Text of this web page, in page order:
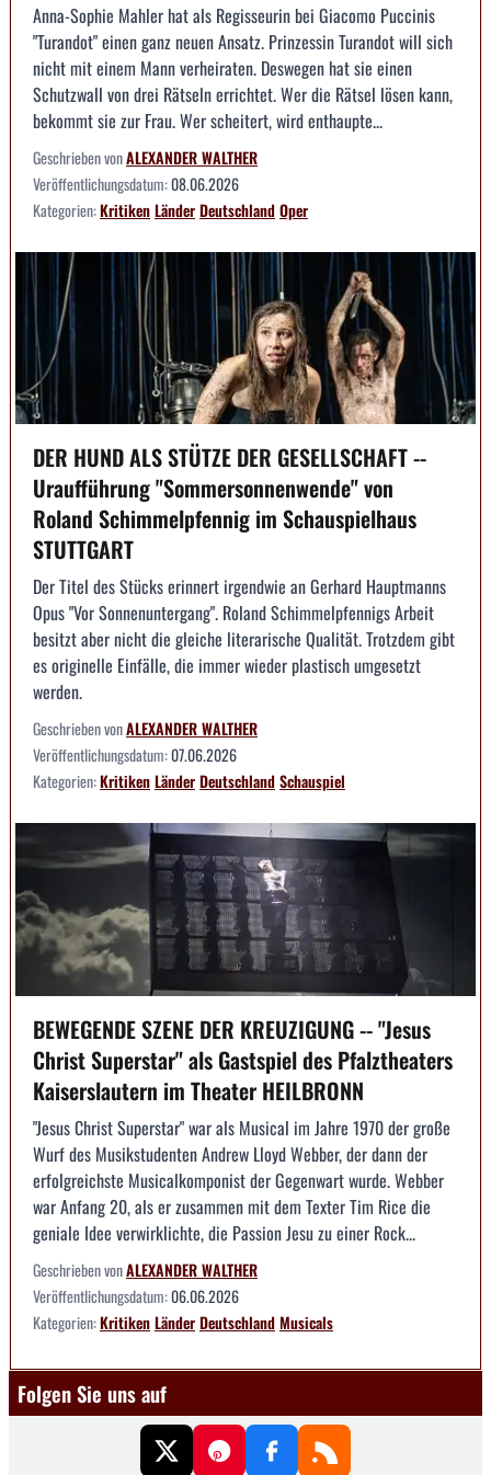
Anna-Sophie Mahler hat als Regisseurin bei Giacomo Puccinis
"Turandot" einen ganz neuen Ansatz. Prinzessin Turandot will sich
nicht mit einem Mann verheiraten. Deswegen hat sie einen
Schutzwall von drei Rätseln errichtet. Wer die Rätsel lösen kann,
bekommt sie zur Frau. Wer scheitert, wird enthaupte...
Geschrieben vonALEXANDER WALTHER
Veröffentlichungsdatum:08.06.2026
Kategorien:KritikenLänderDeutschlandOper
DER HUND ALS STÜTZE DER GESELLSCHAFT --
Uraufführung "Sommersonnenwende" von
Roland Schimmelpfennig im Schauspielhaus
STUTTGART
Der Titel des Stücks erinnert irgendwie an Gerhard Hauptmanns
Opus "Vor Sonnenuntergang". Roland Schimmelpfennigs Arbeit
besitzt aber nicht die gleiche literarische Qualität. Trotzdem gibt
es originelle Einfälle, die immer wieder plastisch umgesetzt
werden.
Geschrieben vonALEXANDER WALTHER
Veröffentlichungsdatum:07.06.2026
Kategorien:KritikenLänderDeutschlandSchauspiel
BEWEGENDE SZENE DER KREUZIGUNG -- "Jesus
Christ Superstar" als Gastspiel des Pfalztheaters
Kaiserslautern im Theater HEILBRONN
"Jesus Christ Superstar" war als Musical im Jahre 1970 der große
Wurf des Musikstudenten Andrew Lloyd Webber, der dann der
erfolgreichste Musicalkomponist der Gegenwart wurde. Webber
war Anfang 20, als er zusammen mit dem Texter Tim Rice die
geniale Idee verwirklichte, die Passion Jesu zu einer Rock...
Geschrieben vonALEXANDER WALTHER
Veröffentlichungsdatum:06.06.2026
Kategorien:KritikenLänderDeutschlandMusicals
Folgen Sie uns auf